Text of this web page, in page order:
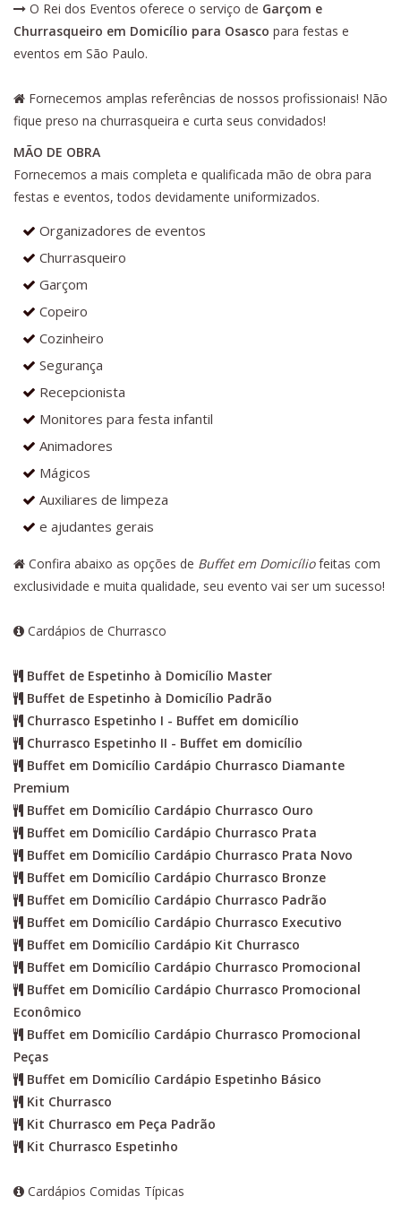
O Rei dos Eventos oferece o serviço de Garçom e
Churrasqueiro em Domicílio para Osasco para festas e
eventos em São Paulo.
Fornecemos amplas referências de nossos profissionais! Não
fique preso na churrasqueira e curta seus convidados!
MÃO DE OBRA
Fornecemos a mais completa e qualificada mão de obra para
festas e eventos, todos devidamente uniformizados.
Organizadores de eventos
Churrasqueiro
Garçom
Copeiro
Cozinheiro
Segurança
Recepcionista
Monitores para festa infantil
Animadores
Mágicos
Auxiliares de limpeza
e ajudantes gerais
Confira abaixo as opções de Buffet em Domicíliofeitas com
exclusividade e muita qualidade, seu evento vai ser um sucesso!
Cardápios de Churrasco
Buffet de Espetinho à Domicílio Master
Buffet de Espetinho à Domicílio Padrão
Churrasco Espetinho I - Buffet em domicílio
Churrasco Espetinho II - Buffet em domicílio
Buffet em Domicílio Cardápio Churrasco Diamante
Premium
Buffet em Domicílio Cardápio Churrasco Ouro
Buffet em Domicílio Cardápio Churrasco Prata
Buffet em Domicílio Cardápio Churrasco Prata Novo
Buffet em Domicílio Cardápio Churrasco Bronze
Buffet em Domicílio Cardápio Churrasco Padrão
Buffet em Domicílio Cardápio Churrasco Executivo
Buffet em Domicílio Cardápio Kit Churrasco
Buffet em Domicílio Cardápio Churrasco Promocional
Buffet em Domicílio Cardápio Churrasco Promocional
Econômico
Buffet em Domicílio Cardápio Churrasco Promocional
Peças
Buffet em Domicílio Cardápio Espetinho Básico
Kit Churrasco
Kit Churrasco em Peça Padrão
Kit Churrasco Espetinho
Cardápios Comidas Típicas